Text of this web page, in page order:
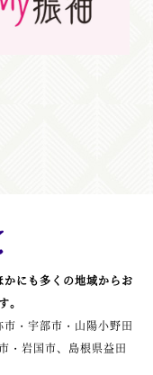
にも多くの地域からお
。
・宇部市・山陽小野田
・岩国市、島根県益田